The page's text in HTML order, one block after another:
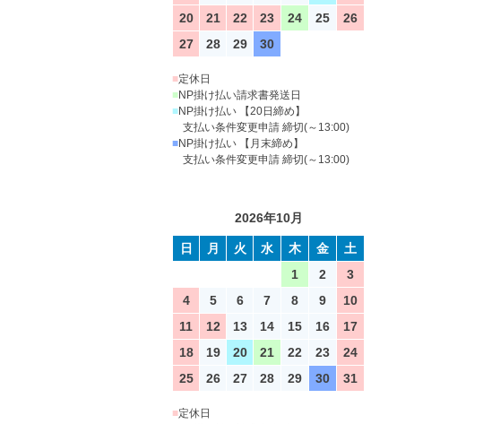
20
21 22 23 24 25
26
27
28 29 30
■定休日
■NP掛け払い請求書発送日
■NP掛け払い 【20日締め】
支払い条件変更申請 締切(～13:00)
■NP掛け払い 【月末締め】
支払い条件変更申請 締切(～13:00)
2026年10月
日 月 火 水 木 金
土
1
2
3
4
5 6 7 8 9
10
11
12 13 14 15 16
17
18
19 20 21 22 23
24
25
26 27 28 29 30 31
■定休日